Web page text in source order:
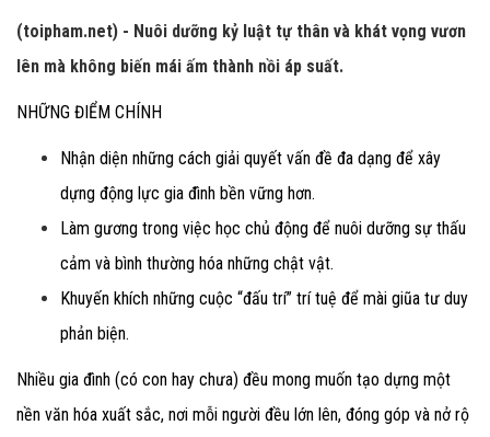
(toipham.net) - Nuôi dưỡng kỷ luật tự thân và khát vọng vươn
lên mà không biến mái ấm thành nồi áp suất.
NHỮNG ĐIỂM CHÍNH
Nhận diện những cách giải quyết vấn đề đa dạng để xây
dựng động lực gia đình bền vững hơn.
Làm gương trong việc học chủ động để nuôi dưỡng sự thấu
cảm và bình thường hóa những chật vật.
Khuyến khích những cuộc “đấu trí” trí tuệ để mài giũa tư duy
phản biện.
Nhiều gia đình (có con hay chưa) đều mong muốn tạo dựng một
nền văn hóa xuất sắc, nơi mỗi người đều lớn lên, đóng góp và nở rộ